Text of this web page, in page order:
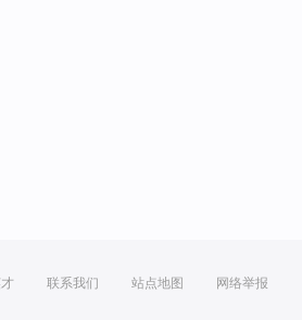
联系我们 站点地图 网络举报